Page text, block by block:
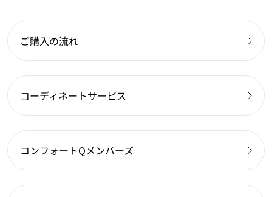
ご購入の流れ
コーディネートサービス
コンフォートQメンバーズ